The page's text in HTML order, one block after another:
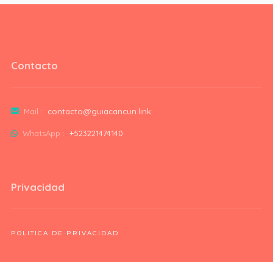
Contacto
Mail : contacto@guiacancun.link
WhatsApp : +523221474140
Privacidad
POLITICA DE PRIVACIDAD